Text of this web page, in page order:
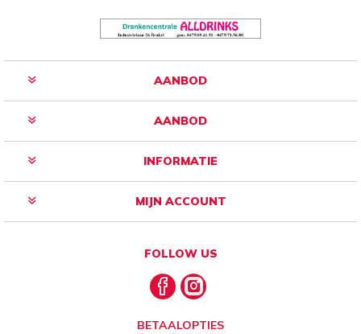
AANBOD
AANBOD
INFORMATIE
MIJN ACCOUNT
FOLLOW US
BETAALOPTIES